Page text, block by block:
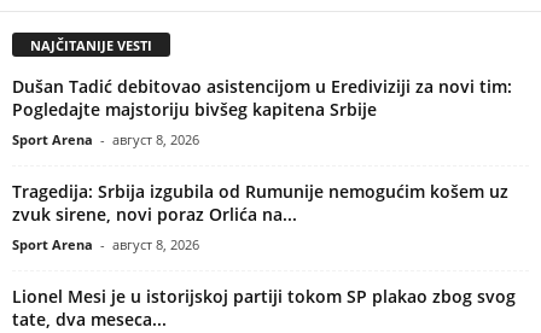
NAJČITANIJE VESTI
Dušan Tadić debitovao asistencijom u Erediviziji za novi tim:
Pogledajte majstoriju bivšeg kapitena Srbije
Sport Arena - август 8, 2026
Tragedija: Srbija izgubila od Rumunije nemogućim košem uz
zvuk sirene, novi poraz Orlića na...
Sport Arena - август 8, 2026
Lionel Mesi je u istorijskoj partiji tokom SP plakao zbog svog
tate, dva meseca...